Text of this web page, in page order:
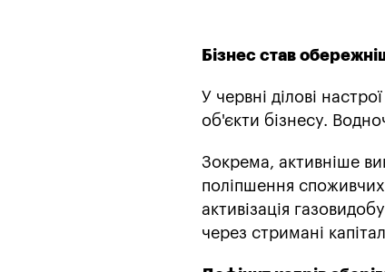
Бізнес став
У червні ділові
об'єкти бізнесу.
Зокрема, активніше
поліпшення споживчих
активізація
через стримані